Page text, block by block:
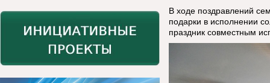
В ходе поздравлений
подарки в исполнении
праздник совместным